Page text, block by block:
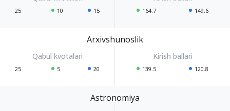
25 10 15 164.7 149.6
Arxivshunoslik
25 5 20 139.5 120.8
Astronomiya